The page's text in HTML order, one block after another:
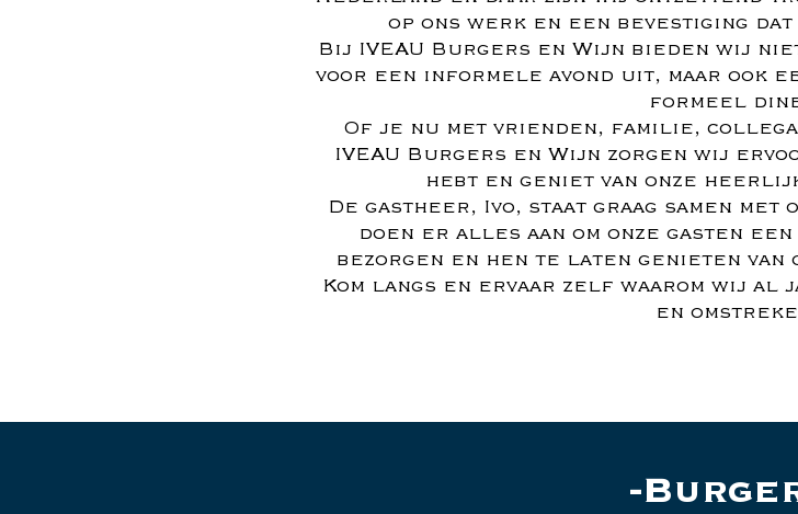
op ons werk en een bevestiging
Bij IVEAU Burgers en Wijn bieden wij
voor een informele avond uit, maar ook
formeel
Of je nu met vrienden, familie,
IVEAU Burgers en Wijn zorgen wij
hebt en geniet van onze
De gastheer, Ivo, staat graag samen
doen er alles aan om onze gasten
bezorgen en hen te laten genieten van
Kom langs en ervaar zelf waarom wij al
en